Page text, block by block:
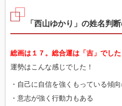
「西山ゆかり」の姓名判
総画は１７。総合運は「吉」でした
運勢はこんな感じでした！
・自己に自信を強くもっている傾
・意志が強く行動力もある